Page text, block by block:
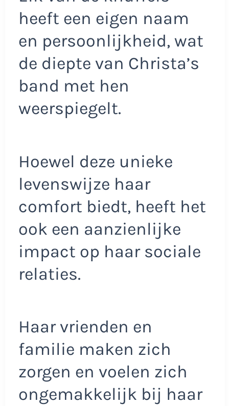
heeft een eigen naam
en persoonlijkheid, wat
de diepte van Christa’s
band met hen
weerspiegelt.
Hoewel deze unieke
levenswijze haar
comfort biedt, heeft het
ook een aanzienlijke
impact op haar sociale
relaties.
Haar vrienden en
familie maken zich
zorgen en voelen zich
ongemakkelijk bij haar